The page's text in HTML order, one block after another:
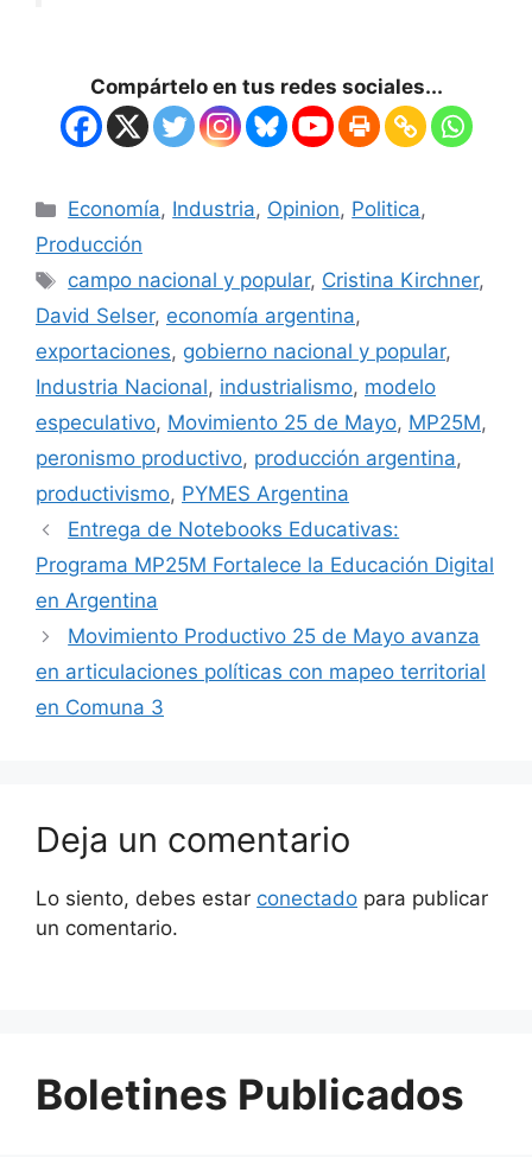
Compártelo en tus redes sociales...
Economía, Industria, Opinion, Politica,
Producción
campo nacional y popular, Cristina Kirchner,
David Selser, economía argentina,
exportaciones, gobierno nacional y popular,
Industria Nacional, industrialismo, modelo
especulativo, Movimiento 25 de Mayo, MP25M,
peronismo productivo, producción argentina,
productivismo, PYMES Argentina
Entrega de Notebooks Educativas:
Programa MP25M Fortalece la Educación Digital
en Argentina
Movimiento Productivo 25 de Mayo avanza
en articulaciones políticas con mapeo territorial
en Comuna 3
Deja un comentario
Lo siento, debes estar conectado para publicar
un comentario.
Boletines Publicados